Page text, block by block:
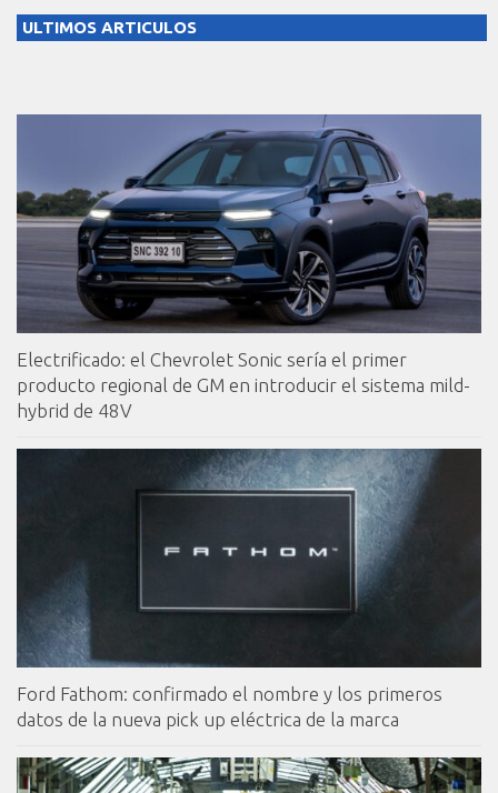
ULTIMOS ARTICULOS
Electrificado: el Chevrolet Sonic sería el primer
producto regional de GM en introducir el sistema mild-
hybrid de 48V
Ford Fathom: confirmado el nombre y los primeros
datos de la nueva pick up eléctrica de la marca